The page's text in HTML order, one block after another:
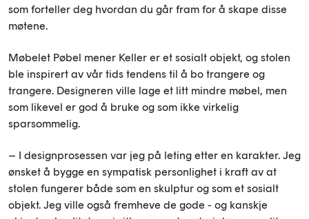
som forteller deg hvordan du går fram for å skape disse
møtene.
Møbelet Pøbel mener Keller er et sosialt objekt, og stolen
ble inspirert av vår tids tendens til å bo trangere og
trangere. Designeren ville lage et litt mindre møbel, men
som likevel er god å bruke og som ikke virkelig
sparsommelig.
– I designprosessen var jeg på leting etter en karakter. Jeg
ønsket å bygge en sympatisk personlighet i kraft av at
stolen fungerer både som en skulptur og som et sosialt
objekt. Jeg ville også fremheve de gode - og kanskje